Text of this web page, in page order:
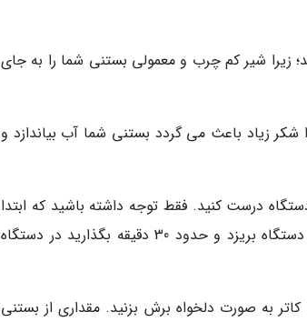
زیرا شیر کم چرب و معمولی بستنی شما را به جای
شکر زیاد باعث می گردد بستنی شما آب بیاندازد و
درست کنید. فقط توجه داشته باشید که ابتدا
مواد بستنی را داخل فریزر بگذارید تا کمی سفت گردد؛ سپس آن را در دستگاه بریزد و حدود 30 دقیقه بگذارید در دستگاه
کاتر به صورت دلخواه برش بزنید. مقداری از بستنی